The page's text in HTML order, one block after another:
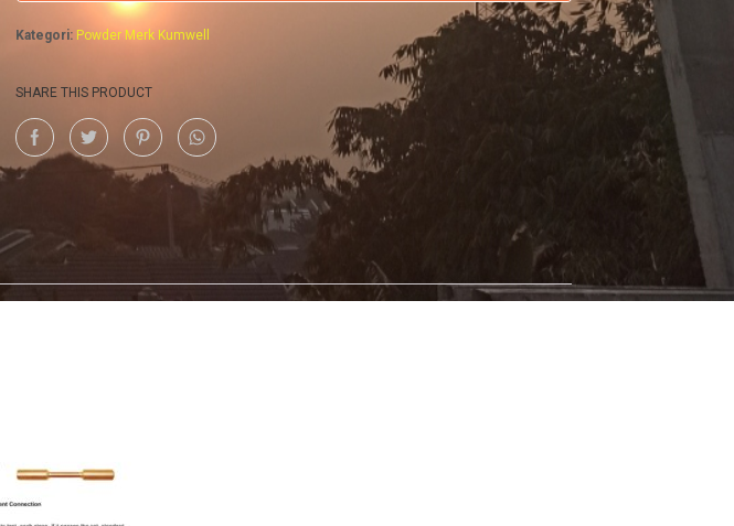
Kategori: Powder Merk Kumwell
SHARE THIS PRODUCT